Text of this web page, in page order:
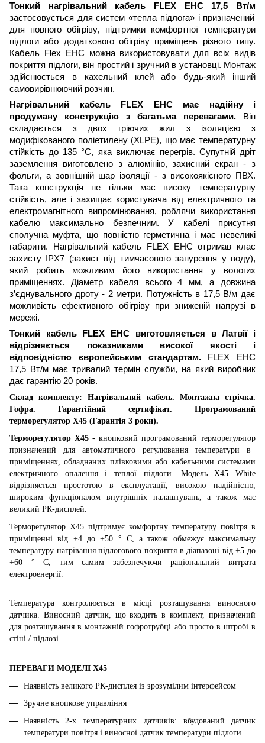
Тонкий нагрівальний кабель FLEX EHC 17,5 Вт/м
застосовується для систем «тепла підлога» і призначений
для повного обігріву, підтримки комфортної температури
підлоги або додаткового обігріву приміщень різного типу.
Кабель Flex EHC можна використовувати для всіх видів
покриття підлоги, він простий і зручний в установці. Монтаж
здійснюється в кахельний клей або будь-який інший
самовирівнюючий розчин.
Нагрівальний кабель FLEX EHC має надійну і
продуману конструкцію з багатьма перевагами. Він
складається з двох гріючих жил з ізоляцією з
модифікованого поліетилену (XLPE), що має температурну
стійкість до 135 °C, яка виключає перегрів. Супутній дріт
заземлення виготовлено з алюмінію, захисний екран - з
фольги, а зовнішній шар ізоляції - з високоякісного ПВХ.
Така конструкція не тільки має високу температурну
стійкість, але і захищає користувача від електричного та
електромагнітного випромінювання, роблячи використання
кабелю максимально безпечним. У кабелі присутня
сполучна муфта, що повністю герметична і має невеликі
габарити. Нагрівальний кабель FLEX EHC отримав клас
захисту IPX7 (захист від тимчасового занурення у воду),
який робить можливим його використання у вологих
приміщеннях. Діаметр кабеля всього 4 мм, а довжина
з’єднувального дроту - 2 метри. Потужність в 17,5 В/м дає
можливість ефективного обігріву при зниженій напрузі в
мережі.
Тонкий кабель FLEX EHC виготовляється в Латвії і
відрізняється показниками високої якості і
відповідністю європейським стандартам.FLEX EHC
17,5 Вт/м має тривалий термін служби, на який виробник
дає гарантію 20 років.
Склад комплекту: Нагрівальний кабель. Монтажна стрічка.
Гофра. Гарантійний сертифікат. Програмований
терморегулятор X45 (Гарантія 3 роки).
Терморегулятор X45 - кнопковий програмований терморегулятор
призначений для автоматичного регулювання температури в
приміщеннях, обладнаних плівковими або кабельними системами
електричного опалення і теплої підлоги. Модель X45 White
відрізняється простотою в експлуатації, високою надійністю,
широким функціоналом внутрішніх налаштувань, а також має
великий РК-дисплей.
Терморегулятор X45 підтримує комфортну температуру повітря в
приміщенні від +4 до +50 ° С, а також обмежує максимальну
температуру нагрівання підлогового покриття в діапазоні від +5 до
+60 ° С, тим самим забезпечуючи раціональний витрата
електроенергії.
Температура контролюється в місці розташування виносного
датчика. Виносний датчик, що входить в комплект, призначений
для розташування в монтажній гофротрубці або просто в штробі в
стіні / підлозі.
ПЕРЕВАГИ МОДЕЛІ X45
Наявність великого РК-дисплея із зрозумілим інтерфейсом
Зручне кнопкове управління
Наявність 2-х температурних датчиків: вбудований датчик
температури повітря і виносної датчик температури підлоги